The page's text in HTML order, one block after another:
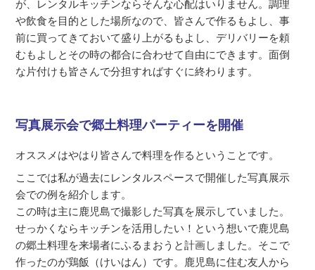
が、レンタルキッチンならそんな心配はいりません。調理
や飲食を目的とした場所なので、皆さんで作るもよし、事
前に買ってきておいて盛り上がるもよし、デリバリーを頼
むもよしとその時の都合に合わせて自由にできます。面倒
な片付けも皆さんで分担すればすぐに終わります。
写真展示会で郷土料理パーティーを開催
オススメはやはり皆さんで料理を作るということです。
ここでは私が過去にレンタルスペースで開催した写真展示
会での例を紹介します。
この時は主に鹿児島で撮影した写真を展示していました。
せっかくならキッチンを活用したい！という想いで鹿児島
の郷土料理を来場者にふるまおうと計画しました。そこで
作ったのが鶏飯（けいはん）です。鹿児島に住む友人から